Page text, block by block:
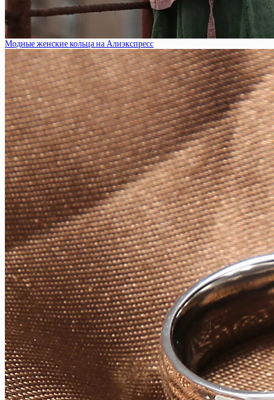
Модные женские кольца на Алиэкспресс